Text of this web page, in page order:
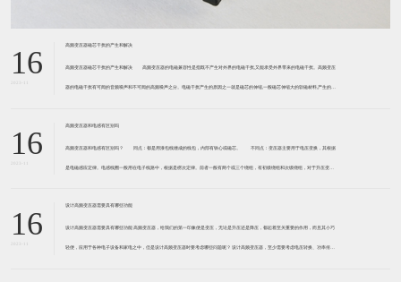
16
高频变压器磁芯干扰的产生和解决
高频变压器磁芯干扰的产生和解决 高频变压器的电磁兼容性是指既不产生对外界的电磁干扰,又能承受外界带来的电磁干扰。高频变压
器的电磁干扰有可闻的音频噪声和不可闻的高频噪声之分。电磁干扰产生的原因之一就是磁芯的伸缩,一般磁芯伸缩大的软磁材料,产生的电
16
高频变压器和电感有区别吗
高频变压器和电感有区别吗？ 同点：都是用漆包线缠成的线包，内部有铁心或磁芯。 不同点：变压器主要用于电压变换，其根据
是电磁感应定律。电感线圈一般用在电子线路中，根据是楞次定律。前者一般有两个或三个绕组，有初级绕组和次级绕组，对于升压变压
16
设计高频变压器需要具有哪些功能
设计高频变压器需要具有哪些功能 高频变压器，给我们的第一印象便是变压，无论是升压还是降压，都起着至关重要的作用，而且其小巧
轻便，应用于各种电子设备和家电之中，但是设计高频变压器时要考虑哪些问题呢？ 设计高频变压器，至少需要考虑电压转换、功率传输